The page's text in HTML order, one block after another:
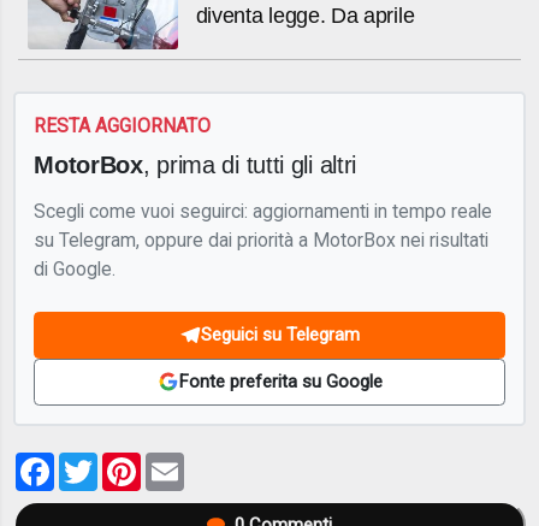
diventa legge. Da aprile
RESTA AGGIORNATO
MotorBox, prima di tutti gli altri
Scegli come vuoi seguirci: aggiornamenti in tempo reale
su Telegram, oppure dai priorità a MotorBox nei risultati
di Google.
Seguici su Telegram
Fonte preferita su Google
Facebook
TwitterPinterest